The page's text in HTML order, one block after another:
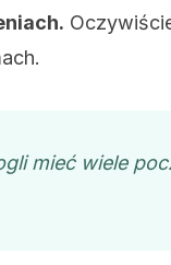
mieć wiele